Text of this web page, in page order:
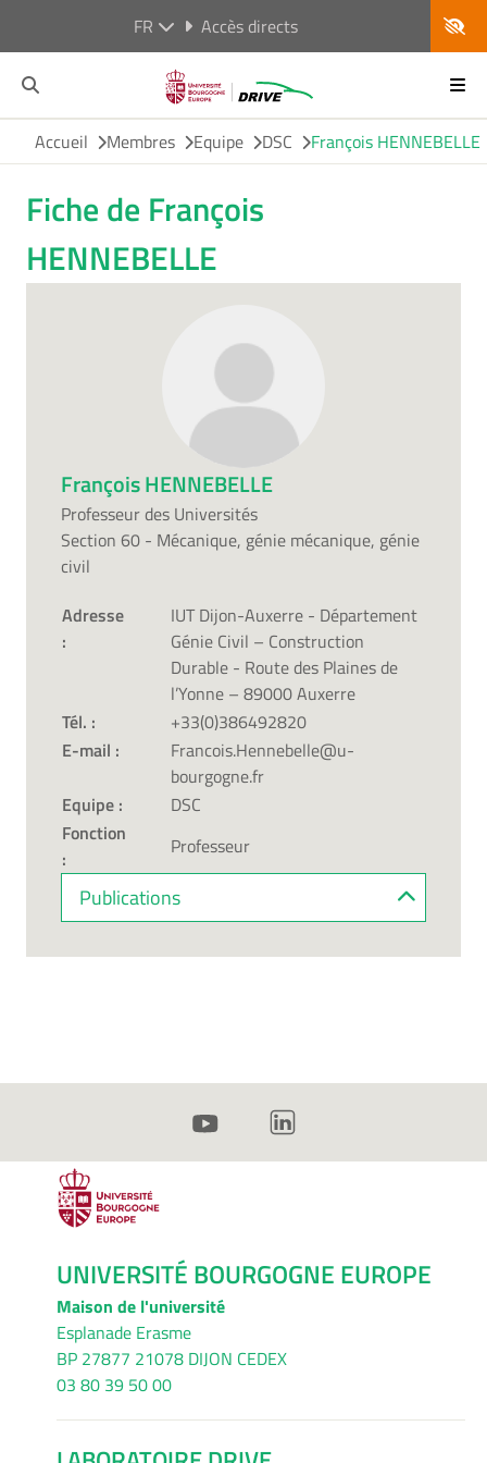
FR Accès directs
Accueil Membres Equipe DSC François HENNEBELLE
Fiche de François
HENNEBELLE
François HENNEBELLE
Professeur des Universités
Section 60 - Mécanique, génie mécanique, génie
civil
Adresse
:
IUT Dijon-Auxerre - Département
Génie Civil – Construction
Durable - Route des Plaines de
l’Yonne – 89000 Auxerre
Tél. :
+33(0)386492820
E-mail :
Francois.Hennebelle@u-
bourgogne.fr
Equipe :
DSC
Fonction
:
Professeur
Publications
UNIVERSITÉ BOURGOGNE EUROPE
Maison de l'université
Esplanade Erasme
BP 27877 21078 DIJON CEDEX
03 80 39 50 00